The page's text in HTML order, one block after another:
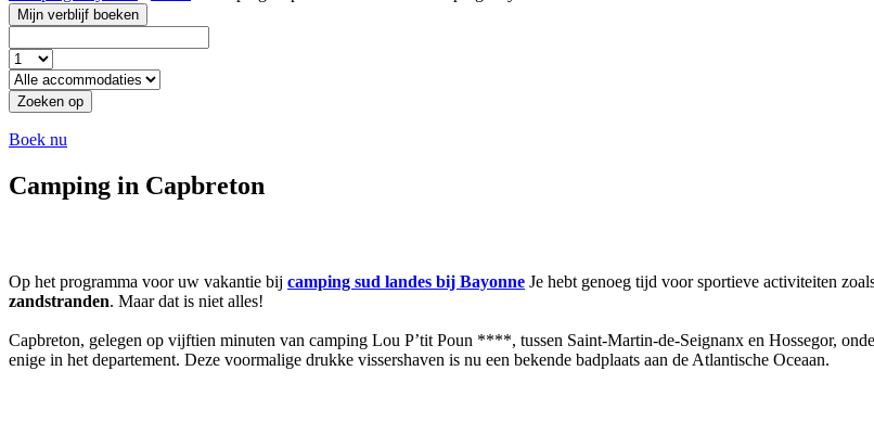
Mijn verblijf boeken
Zoeken op
Boek nu
Camping in Capbreton
Op het programma voor uw vakantie bij camping sud landes bij Bayonne Je hebt genoeg tijd voor sportieve activiteiten
zandstranden. Maar dat is niet alles!
Capbreton, gelegen op vijftien minuten van camping Lou P’tit Poun ****, tussen Saint-Martin-de-Seignanx en Hossegor,
enige in het departement. Deze voormalige drukke vissershaven is nu een bekende badplaats aan de Atlantische Oceaan.